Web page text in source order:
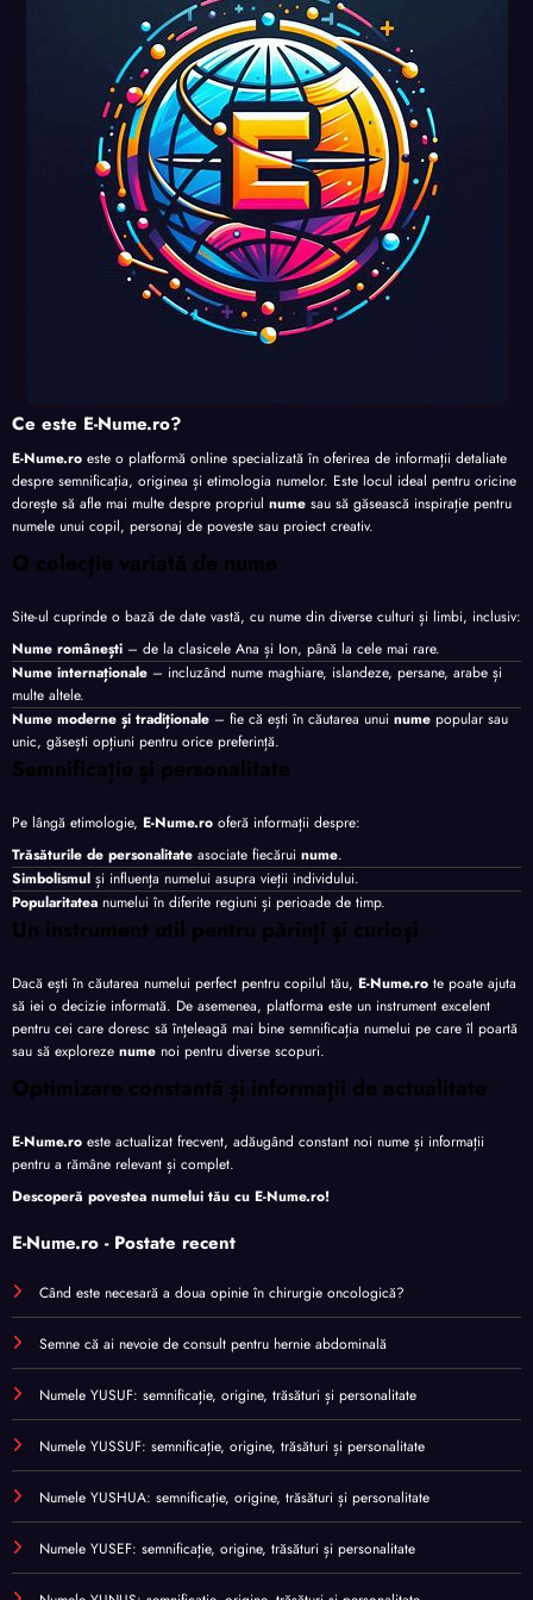
perso
nalita
te
perso
nalita
te
Ce este E-Nume.ro?
E-Nume.ro este o platformă online specializată în oferirea de informații detaliate
despre semnificația, originea și etimologia numelor. Este locul ideal pentru oricine
dorește să afle mai multe despre propriul nume sau să găsească inspirație pentru
numele unui copil, personaj de poveste sau proiect creativ.
O colecție variată de nume
Site-ul cuprinde o bază de date vastă, cu nume din diverse culturi și limbi, inclusiv:
Nume românești – de la clasicele Ana și Ion, până la cele mai rare.
Nume internaționale – incluzând nume maghiare, islandeze, persane, arabe și
multe altele.
Nume moderne și tradiționale – fie că ești în căutarea unui nume popular sau
unic, găsești opțiuni pentru orice preferință.
Semnificație și personalitate
Pe lângă etimologie, E-Nume.ro oferă informații despre:
Trăsăturile de personalitate asociate fiecărui nume.
Simbolismul și influența numelui asupra vieții individului.
Popularitatea numelui în diferite regiuni și perioade de timp.
Un instrument util pentru părinți și curioși
Dacă ești în căutarea numelui perfect pentru copilul tău, E-Nume.ro te poate ajuta
să iei o decizie informată. De asemenea, platforma este un instrument excelent
pentru cei care doresc să înțeleagă mai bine semnificația numelui pe care îl poartă
sau să exploreze nume noi pentru diverse scopuri.
Optimizare constantă și informații de actualitate
E-Nume.ro este actualizat frecvent, adăugând constant noi nume și informații
pentru a rămâne relevant și complet.
Descoperă povestea numelui tău cu E-Nume.ro!
E-Nume.ro - Postate recent
Când este necesară a doua opinie în chirurgie oncologică?
Semne că ai nevoie de consult pentru hernie abdominală
Numele YUSUF: semnificație, origine, trăsături și personalitate
Numele YUSSUF: semnificație, origine, trăsături și personalitate
Numele YUSHUA: semnificație, origine, trăsături și personalitate
Numele YUSEF: semnificație, origine, trăsături și personalitate